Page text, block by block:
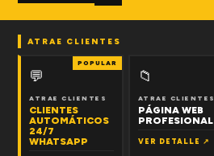
ATRAE CLIENTES
POPULAR
💬
ATRAE CLIENTES
CLIENTES
AUTOMÁTICOS
24/7
WHATSAPP
📁
ATRAE CLIENTES
PÁGINA WEB
PROFESIONAL
VER DETALLE ↗